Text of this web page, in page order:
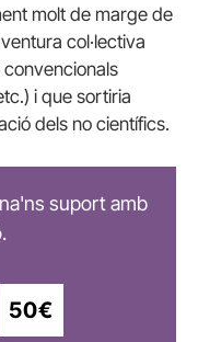
molt de marge de
col·lectiva
i que sortiria
dels no científics.
suport amb
50€